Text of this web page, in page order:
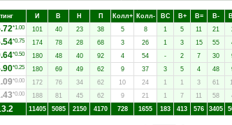
И В Н П Колл+ Колл- ВC В+ В= В-
*1.00 101 40 23 38 5 8 1 5 11 21
*0.75 174 78 28 68 3 26 1 3 15 55
*0.50 180 48 40 92 4 54 - 2 7 30
*0.25 180 69 49 62 9 37 3 5 4 48
*0.00 172 76 34 62 10 24 1 1 3 61
*0.00 188 81 45 62 9 21 1 7 11 58
11405 5085 2150 4170 728 1655 183 413 576 3405